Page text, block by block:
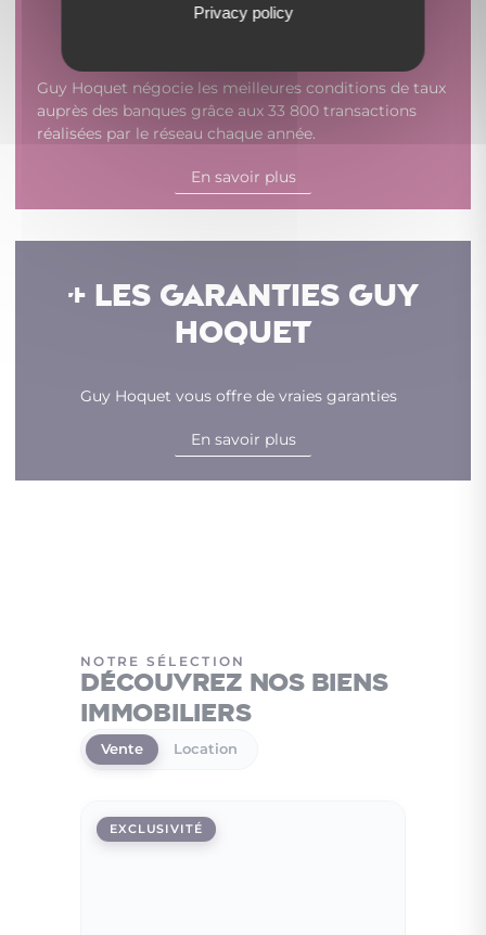
NOTRE SÉLECTION
Découvrez nos biens
immobiliers
Vente Location
EXCLUSIVITÉ
+ FINANCEMENT
Guy Hoquet négocie les meilleures conditions de taux
auprès des banques grâce aux 33 800 transactions
réalisées par le réseau chaque année.
En savoir plus
+ LES GARANTIES GUY
HOQUET
Guy Hoquet vous offre de vraies garanties
En savoir plus
Privacy policy